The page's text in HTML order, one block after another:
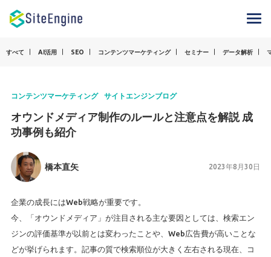
すべて AI活用 SEO コンテンツマーケティング セミナー データ解析
コンテンツマーケティング サイトエンジンブログ
オウンドメディア制作のルールと注意点を解説 成
功事例も紹介
橋本直矢 2023年8月30日
企業の成長にはWeb戦略が重要です。
今、「オウンドメディア」が注目される主な要因としては、検索エン
ジンの評価基準が以前とは変わったことや、Web広告費が高いことな
どが挙げられます。記事の質で検索順位が大きく左右される現在、コ